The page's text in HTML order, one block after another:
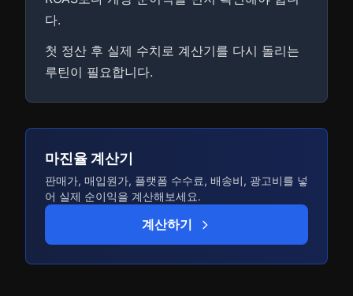
다.
첫 정산 후 실제 수치로 계산기를 다시 돌리는
루틴이 필요합니다.
마진율 계산기
판매가, 매입원가, 플랫폼 수수료, 배송비, 광고비를 넣
어 실제 순이익을 계산해보세요.
계산하기